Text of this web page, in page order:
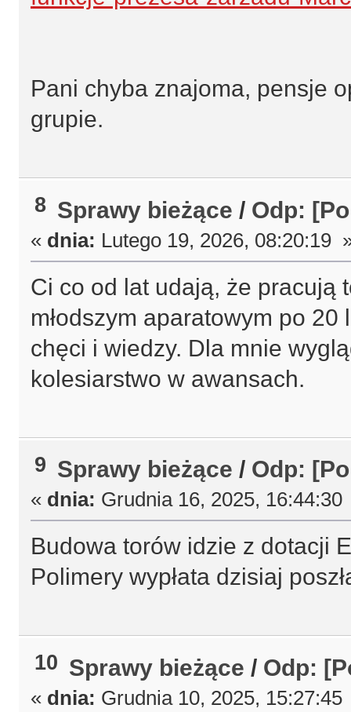
Pani chyba znajoma, pensje
grupie.
8 Sprawy bieżące / Odp:
« dnia: Lutego 19, 2026, 08:20:19
Ci co od lat udają, że pracują
młodszym aparatowym po
chęci i wiedzy. Dla mnie
kolesiarstwo w awansach.
9 Sprawy bieżące / Odp:
« dnia: Grudnia 16, 2025,
Budowa torów idzie z dotacji
Polimery wypłata dzisiaj
10 Sprawy bieżące / Odp:
« dnia: Grudnia 10, 2025,